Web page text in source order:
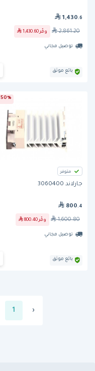
1,430 .6
2,861.20 وفّر 1,430.60
توصيل مجاني
بائع موثق
50% خصم
متوفر
جارلاند 3060400
800 .4
1,600.80 وفّر 800.40
توصيل مجاني
بائع موثق
‹
1